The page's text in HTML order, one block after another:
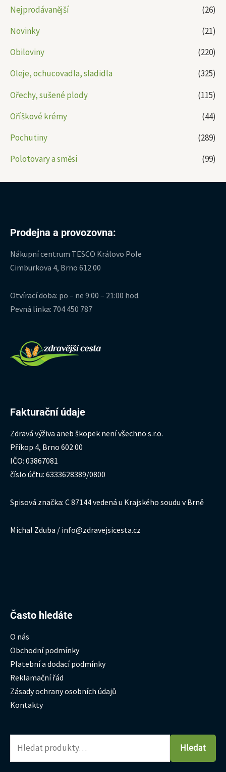
Nejprodávanější
(26)
Novinky
(21)
Obiloviny
(220)
Oleje, ochucovadla, sladidla
(325)
Ořechy, sušené plody
(115)
Oříškové krémy
(44)
Pochutiny
(289)
Polotovary a směsi
(99)
Prodejna a provozovna:
Nákupní centrum TESCO Královo Pole
Cimburkova 4, Brno 612 00
Otvírací doba: po – ne 9:00 – 21:00 hod.
Pevná linka: 704 450 787
Fakturační údaje
Zdravá výživa aneb škopek není všechno s.r.o.
Příkop 4, Brno 602 00
IČO: 03867081
číslo účtu: 6333628389/0800
Spisová značka: C 87144 vedená u Krajského soudu v Brně
Michal Zduba / info@zdravejsicesta.cz
Často hledáte
O nás
Obchodní podmínky
Platební a dodací podmínky
Reklamační řád
Zásady ochrany osobních údajů
Kontakty
Hledat:
Hledat